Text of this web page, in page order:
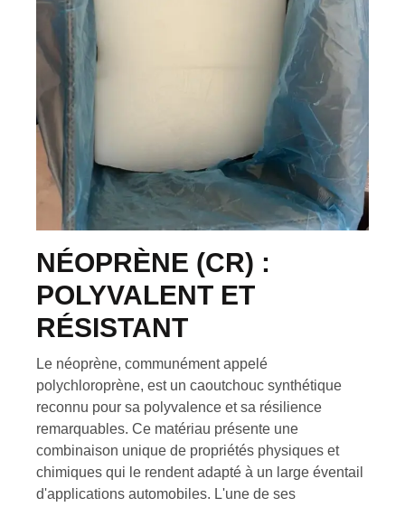
NÉOPRÈNE (CR) :
POLYVALENT ET
RÉSISTANT
Le néoprène, communément appelé
polychloroprène, est un caoutchouc synthétique
reconnu pour sa polyvalence et sa résilience
remarquables. Ce matériau présente une
combinaison unique de propriétés physiques et
chimiques qui le rendent adapté à un large éventail
d'applications automobiles. L'une de ses